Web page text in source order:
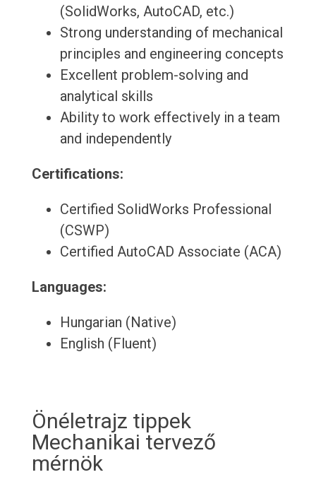
(SolidWorks, AutoCAD, etc.)
Strong understanding of mechanical
principles and engineering concepts
Excellent problem-solving and
analytical skills
Ability to work effectively in a team
and independently
Certifications:
Certified SolidWorks Professional
(CSWP)
Certified AutoCAD Associate (ACA)
Languages:
Hungarian (Native)
English (Fluent)
Önéletrajz tippek
Mechanikai tervező
mérnök